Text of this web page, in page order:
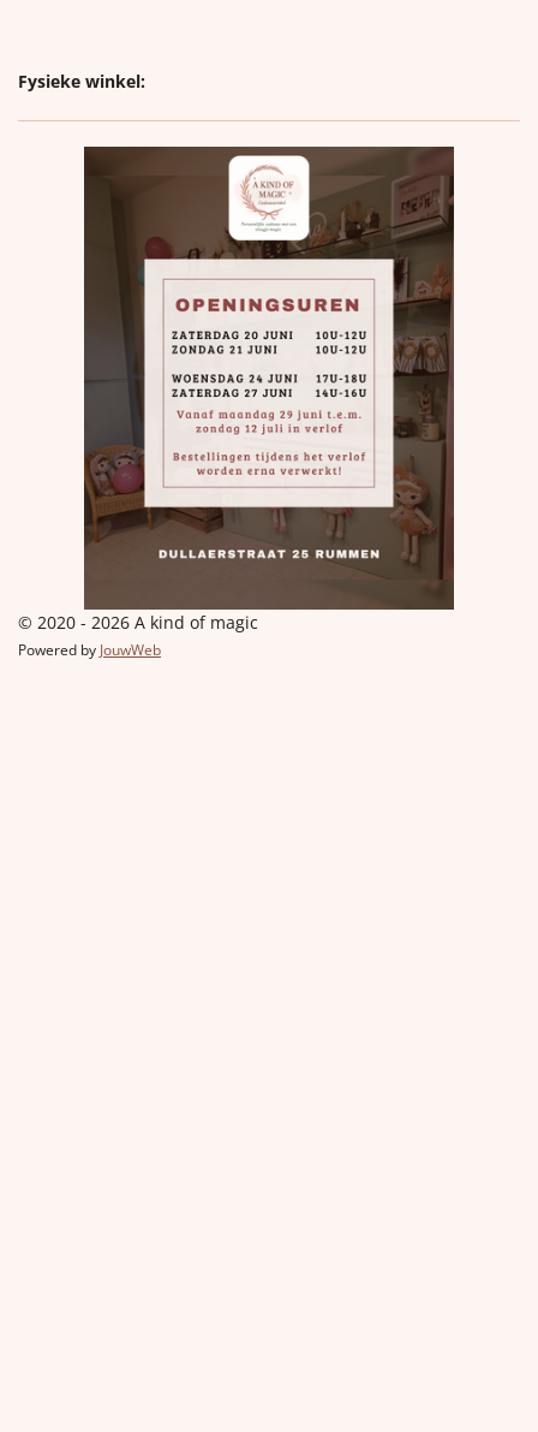
Fysieke winkel:
© 2020 - 2026 A kind of magic
Powered by JouwWeb